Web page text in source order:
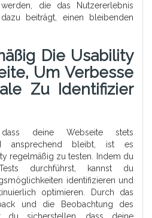
die das Nutzererlebnis
beiträgt, einen bleibenden
Die Usability
Um Verbesse
Zu Identifizier
deine Webseite stets
ansprechend bleibt, ist es
regelmäßig zu testen. Indem du
Tests durchführst, kannst du
identifizieren und
optimieren. Durch das
und die Beobachtung des